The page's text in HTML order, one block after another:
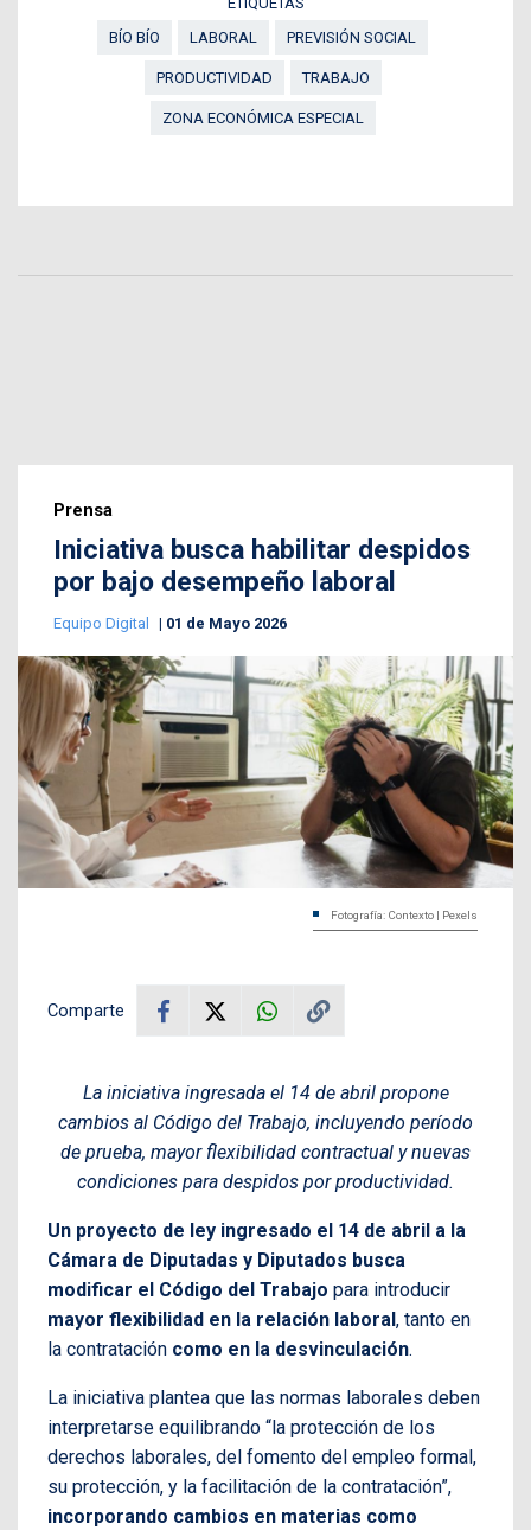
BÍO BÍO
LABORAL PREVISIÓN SOCIAL
PRODUCTIVIDAD TRABAJO
ZONA ECONÓMICA ESPECIAL
Prensa
Iniciativa busca habilitar despidos
por bajo desempeño laboral
Equipo Digital 01 de Mayo 2026
Fotografía: Contexto | Pexels
Comparte
La iniciativa ingresada el 14 de abril propone
cambios al Código del Trabajo, incluyendo período
de prueba, mayor flexibilidad contractual y nuevas
condiciones para despidos por productividad.
Un proyecto de ley ingresado el 14 de abril a la
Cámara de Diputadas y Diputados busca
modificar el Código del Trabajo para introducir
mayor flexibilidad en la relación laboral , tanto en
la contratación como en la desvinculación.
La iniciativa plantea que las normas laborales deben
interpretarse equilibrando “la protección de los
derechos laborales, del fomento del empleo formal,
su protección, y la facilitación de la contratación”,
incorporando cambios en materias como